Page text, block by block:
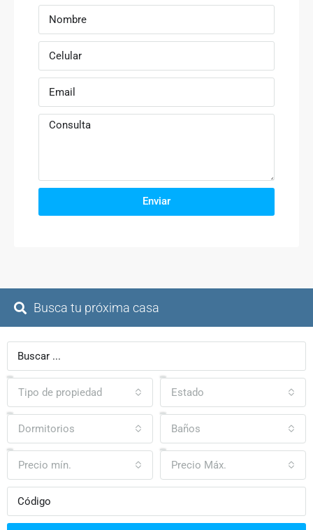
Enviar
Busca tu próxima casa
Tipo de propiedad Estado
Dormitorios Baños
Precio mín. Precio Máx.